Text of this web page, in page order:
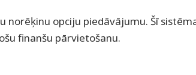
norēķinu opciju piedāvājumu. Šī
finanšu pārvietošanu.